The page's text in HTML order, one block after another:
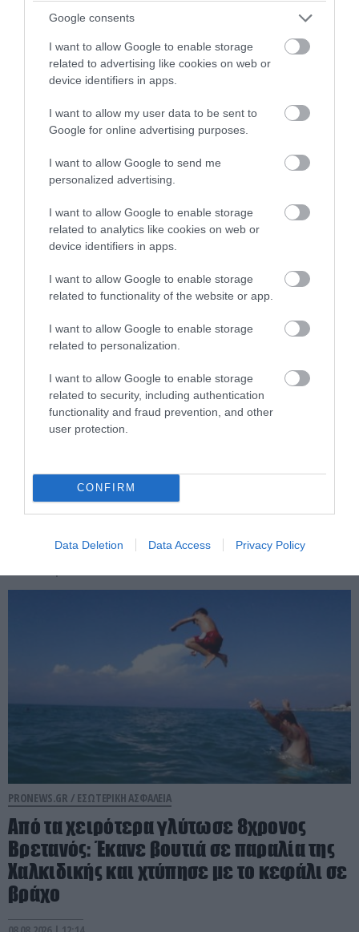
Google consents
I want to allow Google to enable storage
related to advertising like cookies on web or
device identifiers in apps.
I want to allow my user data to be sent to
Google for online advertising purposes.
I want to allow Google to send me
personalized advertising.
I want to allow Google to enable storage
related to analytics like cookies on web or
device identifiers in apps.
I want to allow Google to enable storage
related to functionality of the website or app.
I want to allow Google to enable storage
related to personalization.
I want to allow Google to enable storage
related to security, including authentication
functionality and fraud prevention, and other
user protection.
CONFIRM
Data Deletion Data Access Privacy Policy
«Θρίλερ» στον Λυκαβηττό: Εντοπίστηκε
σορός σε σπηλιά κοντά σε εκκλησάκι! –
Δείτε φωτογραφίες από το σημείο (upd)
08.08.2026 | 13:27
PRONEWS.GR /ΕΣΩΤΕΡΙΚΗ ΑΣΦΑΛΕΙΑ
οδηγούσε υπό την επήρεια αλκοόλ –
Βρέθηκε γεμιστήρας με σφαίρες στο
PRONEWS.GR / ΕΣΩΤΕΡΙΚΗ ΑΣΦΑΛΕΙΑ
Από τα χειρότερα γλύτωσε 8χρονος
Βρετανός: Έκανε βουτιά σε παραλία της
Χαλκιδικής και χτύπησε με το κεφάλι σε
βράχο